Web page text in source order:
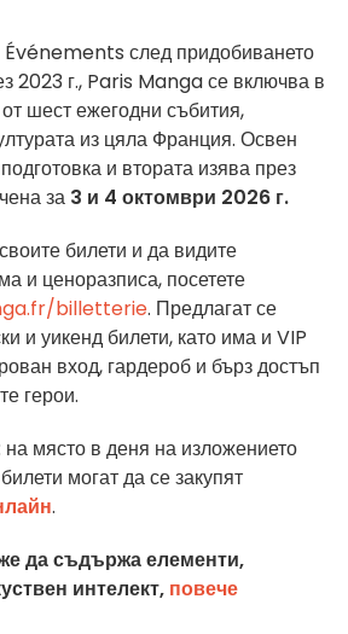
Événements след придобиването
2023 г., Paris Manga се включва в
шест ежегодни събития,
из цяла Франция. Освен
и втората изява през
за 3 и 4 октомври 2026 г.
билети и да видите
и ценоразписа, посетете
billetterie. Предлагат се
и уикенд билети, като има и VIP
вход, гардероб и бърз достъп
герои.
място в деня на изложението
могат да се закупят
.
да съдържа елементи,
интелект, повече